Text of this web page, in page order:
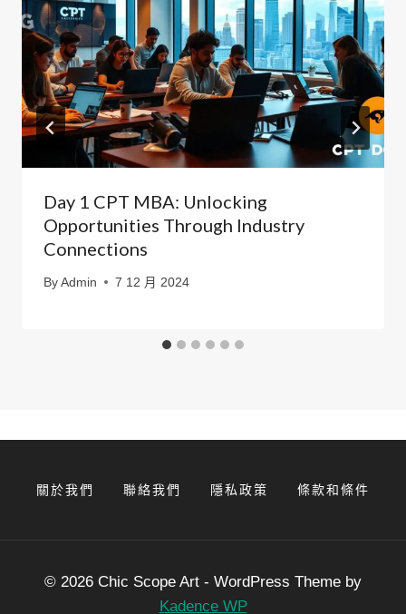
Day 1 CPT MBA: Unlocking
Opportunities Through Industry
Connections
By Admin 7 12 月 2024
關於我們 聯絡我們 隱私政策 條款和條件
© 2026 Chic Scope Art - WordPress Theme by
Kadence WP